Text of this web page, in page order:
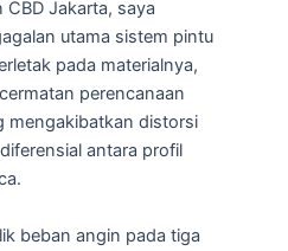
Jakarta, saya
utama sistem pintu
pada materialnya,
perencanaan
mengakibatkan distorsi
antara profil
beban angin pada tiga